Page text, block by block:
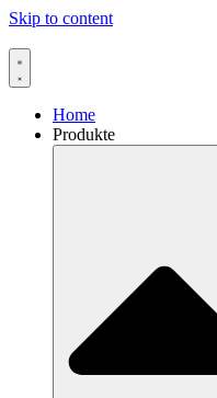
Skip to content
Home
Produkte